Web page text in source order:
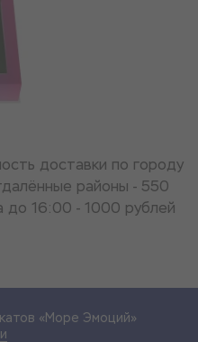
доставки по городу
районы - 550
до 16:00 - 1000 рублей
«Море Эмоций»